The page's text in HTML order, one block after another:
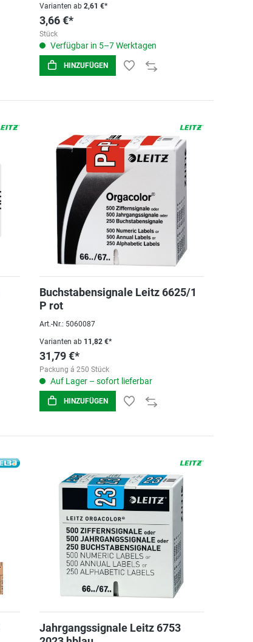
Varianten ab2,61 €*
3,66 €*
Stück
Verfügbar in 5–7 Werktagen
HINZUFÜGEN
Buchstabensignale Leitz 6625/1
P rot
Art.-Nr.: 5060087
Varianten ab11,82 €*
31,79 €*
Packung á 250 Stück
Auf Lager – sofort lieferbar
HINZUFÜGEN
Jahrgangssignale Leitz 6753